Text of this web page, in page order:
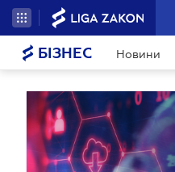
БІЗНЕС Новини